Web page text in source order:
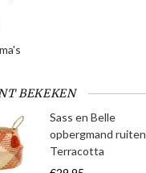
BEKEKEN
Sass en Belle
opbergmand ruiten
Terracotta